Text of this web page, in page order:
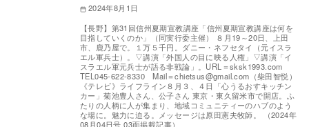
2024年8月1日
【長野】第31回信州夏期宣教講座「信州夏期宣教講座は何を
目指していくのか」（同実行委主催） ８月19～20日、上田
市、鹿乃屋で。１万５千円。ダニー・ネフセタイ（元イスラ
エル軍兵士）。▽講演「外国人の目に映る人権」▽講演「イ
スラエル軍元兵士が語る非戦論」。URL＝sksk1993.com
TEL045-622-8330 Mail＝chietsus@gmail.com （柴田智悦）
《テレビ》ライフライン８月３、４日「心うるおすキッチン
カー」菊池豊人さん、公子さん 東京・東久留米市で開店。ふ
たりの人柄に人が集まり、地域コミュニティーのハブのよう
な場に。魅力に迫る。メッセージは原田憲夫牧師。 （2024年
08月04日号 03面掲載記事）